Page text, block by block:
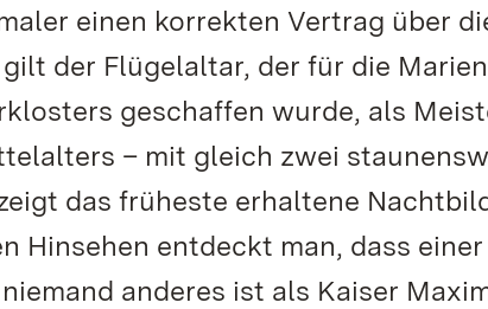
einen korrekten Vertrag über
gilt der Flügelaltar, der für die
geschaffen wurde, als
– mit gleich zwei
das früheste erhaltene
Hinsehen entdeckt man, dass
anderes ist als Kaiser